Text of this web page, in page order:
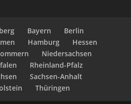
Bayern
Berlin
Hamburg
Hessen
Niedersachsen
Rheinland-Pfalz
Sachsen-Anhalt
Thüringen